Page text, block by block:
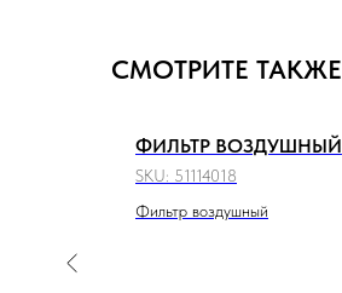
СМОТРИТЕ ТАКЖЕ
ФИЛЬТР ВОЗДУШНЫЙ
SKU: 51114018
Фильтр воздушный